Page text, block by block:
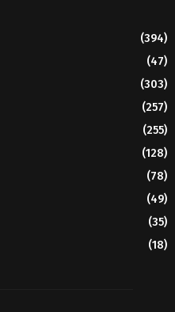
(394)
(47)
(303)
(257)
(255)
(128)
(78)
(49)
(35)
(18)